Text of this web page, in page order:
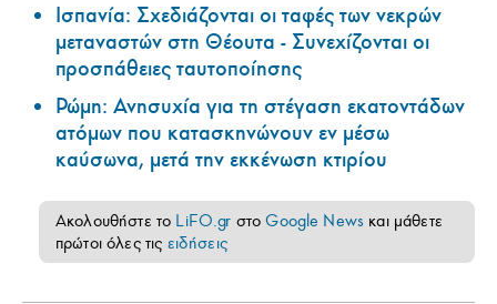
Ισπανία: Σχεδιάζονται οι ταφές των νεκρών
μεταναστών στη Θέουτα - Συνεχίζονται οι
προσπάθειες ταυτοποίησης
Ρώμη: Ανησυχία για τη στέγαση εκατοντάδων
ατόμων που κατασκηνώνουν εν μέσω
καύσωνα, μετά την εκκένωση κτιρίου
Ακολουθήστε το LiFO.gr στοGoogle News και μάθετε
πρώτοι όλες τις ειδήσεις